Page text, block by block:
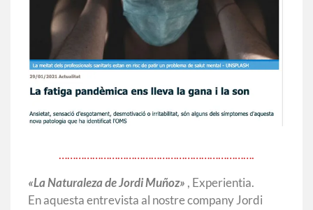
…………………………………………………………….
«La Naturaleza de Jordi Muñoz» , Experientia.
En aquesta entrevista al nostre company Jordi